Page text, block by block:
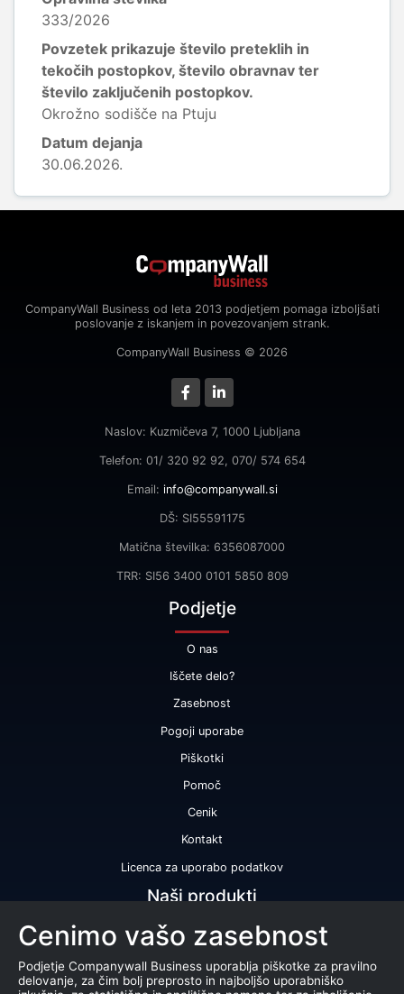
333/2026
Povzetek prikazuje število preteklih in
tekočih postopkov, število obravnav ter
število zaključenih postopkov.
Okrožno sodišče na Ptuju
Datum dejanja
30.06.2026.
CompanyWall Business od leta 2013 podjetjem pomaga izboljšati
poslovanje z iskanjem in povezovanjem strank.
CompanyWall Business © 2026
Naslov: Kuzmičeva 7, 1000 Ljubljana
Telefon: 01/ 320 92 92, 070/ 574 654
Email: info@companywall.si
DŠ: SI55591175
Matična številka: 6356087000
TRR: SI56 3400 0101 5850 809
Podjetje
O nas
Iščete delo?
Zasebnost
Pogoji uporabe
Piškotki
Pomoč
Cenik
Kontakt
Licenca za uporabo podatkov
Naši produkti
Bonitetna ocena
Bonitetno poročilo
Certifikat bonitetne odličnosti
Cenimo vašo zasebnost
Podjetje Companywall Business uporablja piškotke za pravilno
delovanje, za čim bolj preprosto in najboljšo uporabniško